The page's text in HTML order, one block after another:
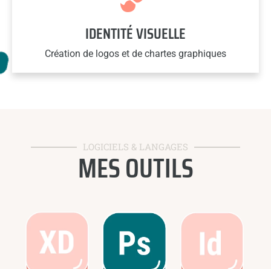
IDENTITÉ VISUELLE
Création de logos et de chartes graphiques
LOGICIELS & LANGAGES
MES OUTILS